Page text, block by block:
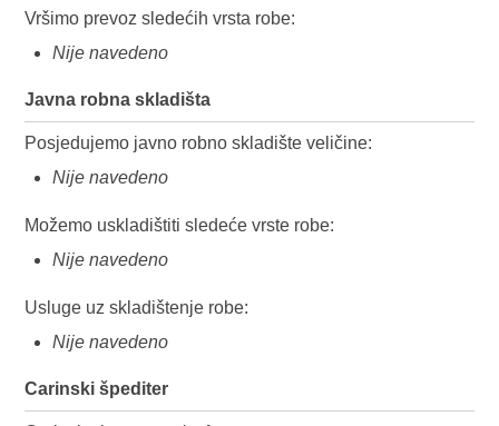
Vršimo prevoz sledećih vrsta robe:
Nije navedeno
Javna robna skladišta
Posjedujemo javno robno skladište veličine:
Nije navedeno
Možemo uskladištiti sledeće vrste robe:
Nije navedeno
Usluge uz skladištenje robe:
Nije navedeno
Carinski špediter